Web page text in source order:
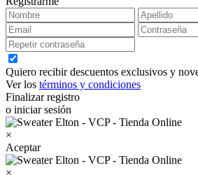
Quiero recibir descuentos exclusivos y
Ver los términos y condiciones
Finalizar registro
o iniciar sesión
×
Aceptar